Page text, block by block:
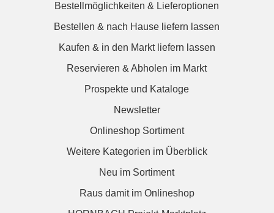
Bestellmöglichkeiten & Lieferoptionen
Bestellen & nach Hause liefern lassen
Kaufen & in den Markt liefern lassen
Reservieren & Abholen im Markt
Prospekte und Kataloge
Newsletter
Onlineshop Sortiment
Weitere Kategorien im Überblick
Neu im Sortiment
Raus damit im Onlineshop